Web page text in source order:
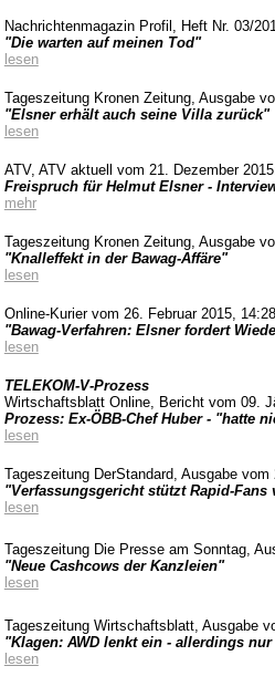
Nachrichtenmagazin Profil, Heft Nr. 03/
"Die warten auf meinen Tod"
lesen
Tageszeitung Kronen Zeitung, Ausgabe
"Elsner erhält auch seine Villa zurück"
lesen
ATV, ATV aktuell vom 21. Dezember
Freispruch für Helmut Elsner -
mehr
Tageszeitung Kronen Zeitung, Ausgabe
"Knalleffekt in der Bawag-Affäre"
lesen
Online-Kurier vom 26. Februar 2015,
"Bawag-Verfahren: Elsner fordert
lesen
TELEKOM-V-Prozess
Wirtschaftsblatt Online, Bericht vom 09.
Prozess: Ex-ÖBB-Chef Huber - "hatte
lesen
Tageszeitung DerStandard, Ausgabe vom
"Verfassungsgericht stützt Rapid-Fans
lesen
Tageszeitung Die Presse am Sonntag,
"Neue Cashcows der Kanzleien"
lesen
Tageszeitung Wirtschaftsblatt, Ausgabe
"Klagen: AWD lenkt ein - allerdings
lesen